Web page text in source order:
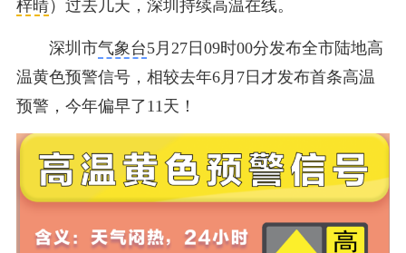
梓晴）过去几天，深圳持续高温在线。
深圳市气象台5月27日09时00分发布全市陆地高
温黄色预警信号，相较去年6月7日才发布首条高温
预警，今年偏早了11天！